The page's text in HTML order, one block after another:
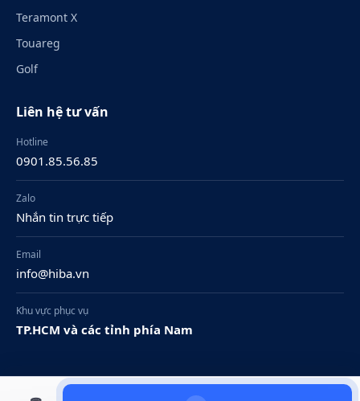
Teramont X
Touareg
Golf
Liên hệ tư vấn
Hotline
0901.85.56.85
Zalo
Nhắn tin trực tiếp
Email
info@hiba.vn
Khu vực phục vụ
TP.HCM và các tỉnh phía Nam